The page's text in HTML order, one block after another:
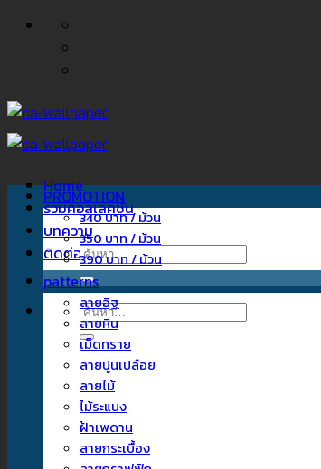
ข้าม
Home
รวมคอลเลคชั่น
บทความ
ติดต่อเรา
ค้นหา:
ค้นหา:
PROMOTION
340 บาท / ม้วน
350 บาท / ม้วน
390 บาท / ม้วน
patterns
ลายอิฐ
ลายหิน
เม็ดทราย
ลายปูนเปลือย
ลายไม้
ไม้ระแนง
ฝ้าเพดาน
ลายกระเบื้อง